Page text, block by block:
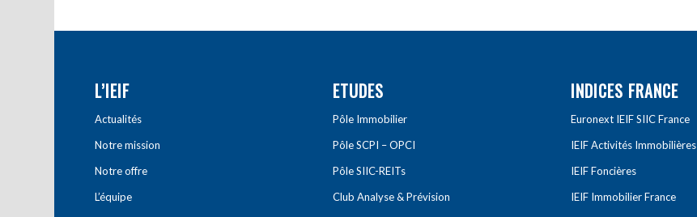
L’IEIF
Actualités
Notre mission
Notre offre
L’équipe
ETUDES
Pôle Immobilier
Pôle SCPI – OPCI
Pôle SIIC-REITs
Club Analyse & Prévision
INDICES FRANCE
Euronext IEIF SIIC France
IEIF Activités Immobilières
IEIF Foncières
IEIF Immobilier France